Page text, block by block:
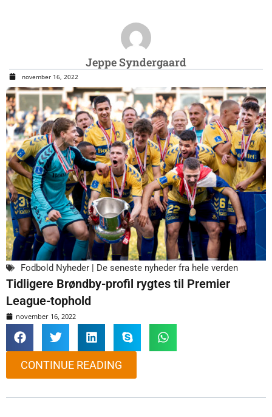
Jeppe Syndergaard
november 16, 2022
Fodbold Nyheder | De seneste nyheder fra hele verden
Tidligere Brøndby-profil rygtes til Premier
League-tophold
november 16, 2022
CONTINUE READING